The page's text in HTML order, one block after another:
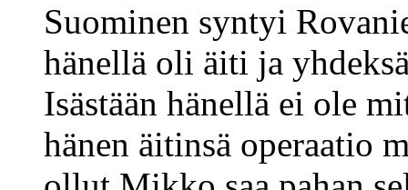
Suominen syntyi
hänellä oli äiti ja
Isästään hänellä ei ole
hänen äitinsä operaatio